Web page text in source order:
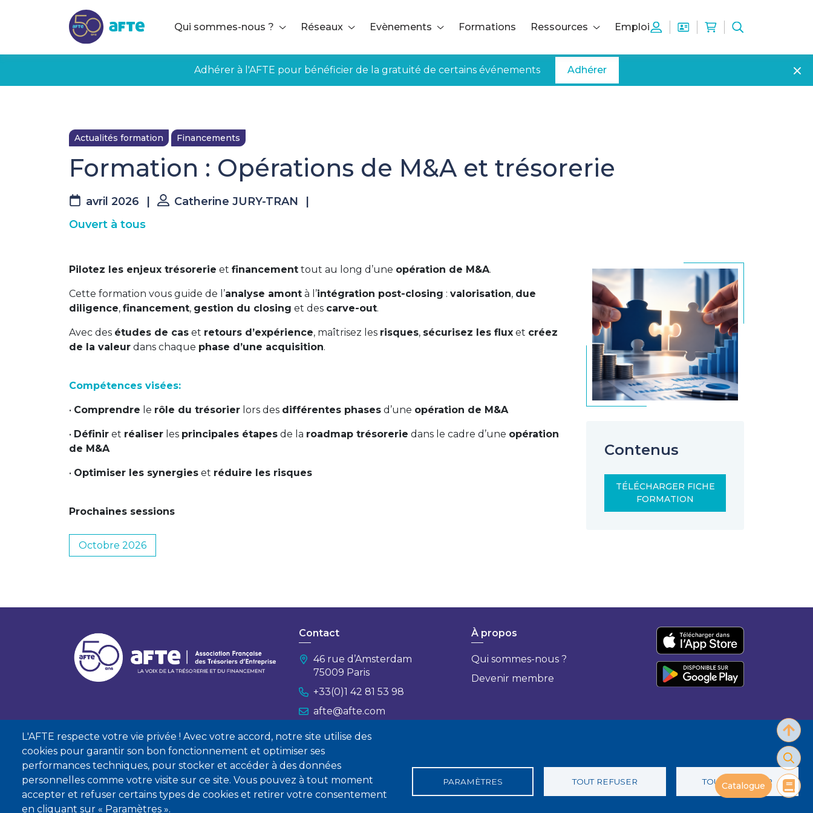
L'AFTE respecte votre vie privée ! Avec votre accord, notre site utilise des
cookies pour garantir son bon fonctionnement et optimiser ses
performances techniques, pour stocker et accéder à des données
personnelles comme votre visite sur ce site. Vous pouvez à tout moment
accepter et refuser certains types de cookies et retirer votre consentement
en cliquant sur « Paramètres ».
PARAMÈTRES TOUT REFUSER TOUT ACCEPTER
Qui sommes-nous ? Réseaux Evènements Formations Ressources Emploi
Adhérer à l'AFTE pour bénéficier de la gratuité de certains événements Adhérer
Actualités formation Financements
Formation : Opérations de M&A et trésorerie
avril 2026 Catherine JURY-TRAN
Ouvert à tous
Pilotez les enjeux trésorerie et financement tout au long d’une opération de M&A.
Cette formation vous guide de l’analyse amont à l’intégration post-closing : valorisation, due
diligence, financement, gestion du closing et des carve-out.
Avec des études de cas et retours d’expérience, maîtrisez les risques, sécurisez les flux et créez
de la valeur dans chaque phase d’une acquisition.
Compétences visées:
• Comprendre le rôle du trésorier lors des différentes phases d’une opération de M&A
• Définir et réaliser les principales étapes de la roadmap trésorerie dans le cadre d’une opération
de M&A
• Optimiser les synergies et réduire les risques
Prochaines sessions
Octobre 2026
Contenus
TÉLÉCHARGER FICHE
FORMATION
Catalogue
Contact
46 rue d’Amsterdam
75009 Paris
+33(0)1 42 81 53 98
afte@afte.com
Nous contacter
À propos
Qui sommes-nous ?
Devenir membre